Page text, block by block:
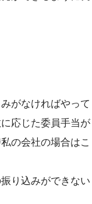
がなければやって
応じた委員手当が
の会社の場合はこ
り込みができない